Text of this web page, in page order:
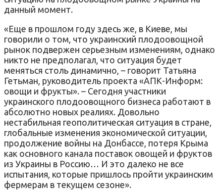
данный момент.
«Еще в прошлом году здесь же, в Киеве, мы
говорили о том, что украинский плодоовощной
рынок подвержен серьезным изменениям, однако
никто не предполагал, что ситуация будет
меняться столь динамично, – говорит Татьяна
Гетьман, руководитель проекта «АПК-Информ:
овощи и фрукты». – Сегодня участники
украинского плодоовощного бизнеса работают в
абсолютно новых реалиях. Довольно
нестабильная геополитическая ситуация в стране,
глобальные изменения экономической ситуации,
продолжение войны на Донбассе, потеря Крыма
как основного канала поставок овощей и фруктов
из Украины в Россию… И это далеко не все
испытания, которые пришлось пройти украинским
фермерам в текущем сезоне».